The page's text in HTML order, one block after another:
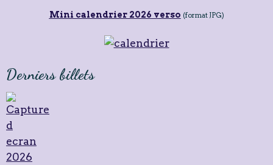
Mini calendrier 2026 verso (format JPG)
Derniers billets